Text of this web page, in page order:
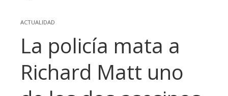
ACTUALIDAD
La policía mata a
Richard Matt uno